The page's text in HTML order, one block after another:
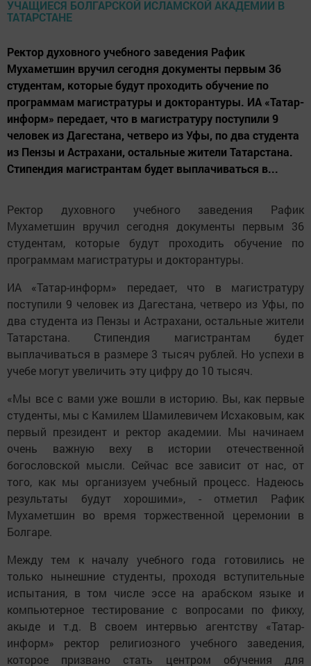
Ректор духовного учебного заведения Рафик
Мухаметшин вручил сегодня документы первым 36
студентам, которые будут проходить обучение по
программам магистратуры и докторантуры. ИА «Татар-
информ» передает, что в магистратуру поступили 9
человек из Дагестана, четверо из Уфы, по два студента
из Пензы и Астрахани, остальные жители Татарстана.
Стипендия магистрантам будет выплачиваться в...
Ректор духовного учебного заведения Рафик
Мухаметшин вручил сегодня документы первым 36
студентам, которые будут проходить обучение по
программам магистратуры и докторантуры.
ИА «Татар-информ» передает, что в магистратуру
поступили 9 человек из Дагестана, четверо из Уфы, по
два студента из Пензы и Астрахани, остальные жители
Татарстана. Стипендия магистрантам будет
выплачиваться в размере 3 тысяч рублей. Но успехи в
учебе могут увеличить эту цифру до 10 тысяч.
«Мы все с вами уже вошли в историю. Вы, как первые
студенты, мы с Камилем Шамилевичем Исхаковым, как
первый президент и ректор академии. Мы начинаем
очень важную веху в истории отечественной
богословской мысли. Сейчас все зависит от нас, от
того, как мы организуем учебный процесс. Надеюсь
результаты будут хорошими», - отметил Рафик
Мухаметшин во время торжественной церемонии в
Болгаре.
Между тем к началу учебного года готовились не
только нынешние студенты, проходя вступительные
испытания, в том числе эссе на арабском языке и
компьютерное тестирование с вопросами по фикху,
акыде и т.д. В своем интервью агентству «Татар-
информ» ректор религиозного учебного заведения,
которое призвано стать центром обучения для